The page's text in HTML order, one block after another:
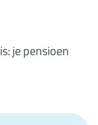
je pensioen